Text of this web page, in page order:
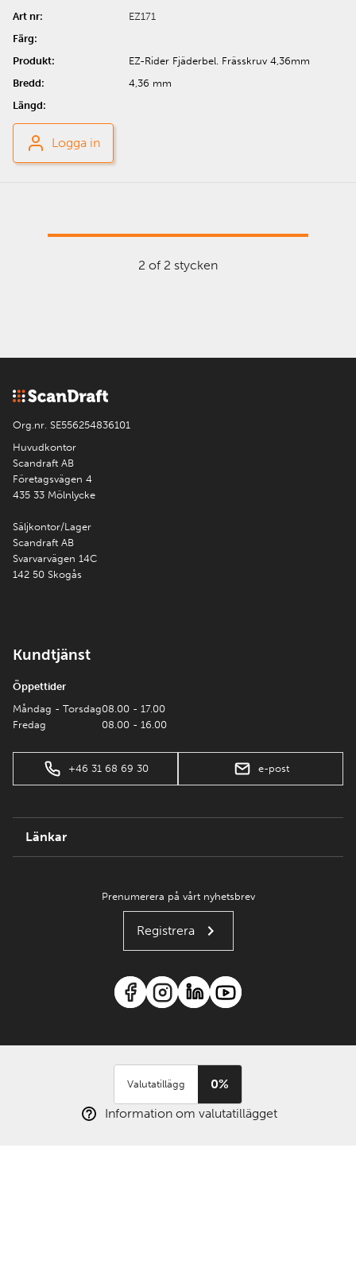
EZ171
EZ-Rider Fjäderbel. Frässkruv 4,36mm
4,36 mm
Logga in
2 of 2 stycken
Org.nr. SE556254836101
Huvudkontor
Scandraft AB
Företagsvägen 4
435 33 Mölnlycke
Säljkontor/Lager
Scandraft AB
Svarvarvägen 14C
142 50 Skogås
Kundtjänst
Öppettider
Måndag - Torsdag
Fredag
08.00 - 17.00
08.00 - 16.00
+46 31 68 69 30 e-post
Länkar
Prenumerera på vårt nyhetsbrev
Registrera
Valutatillägg
0%
Information om valutatillägget